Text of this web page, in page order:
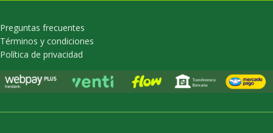
Preguntas frecuentes
Términos y condiciones
Política de privacidad